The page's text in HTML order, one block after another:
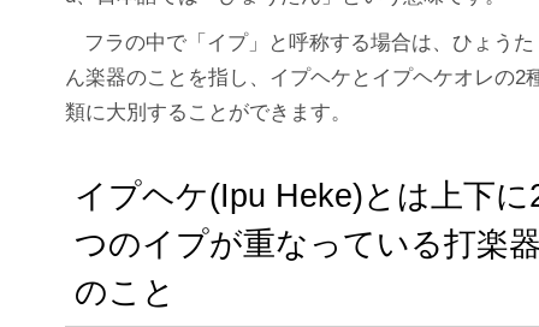
フラの中で「イプ」と呼称する場合は、ひょうた
ん楽器のことを指し、イプヘケとイプヘケオレの2
類に大別することができます。
イプヘケ(Ipu Heke)とは上下に
つのイプが重なっている打楽
のこと